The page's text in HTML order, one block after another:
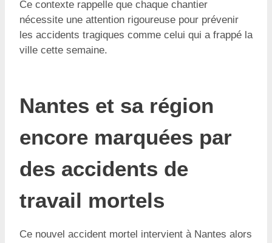
Ce contexte rappelle que chaque chantier
nécessite une attention rigoureuse pour prévenir
les accidents tragiques comme celui qui a frappé la
ville cette semaine.
Nantes et sa région
encore marquées par
des accidents de
travail mortels
Ce nouvel accident mortel intervient à Nantes alors